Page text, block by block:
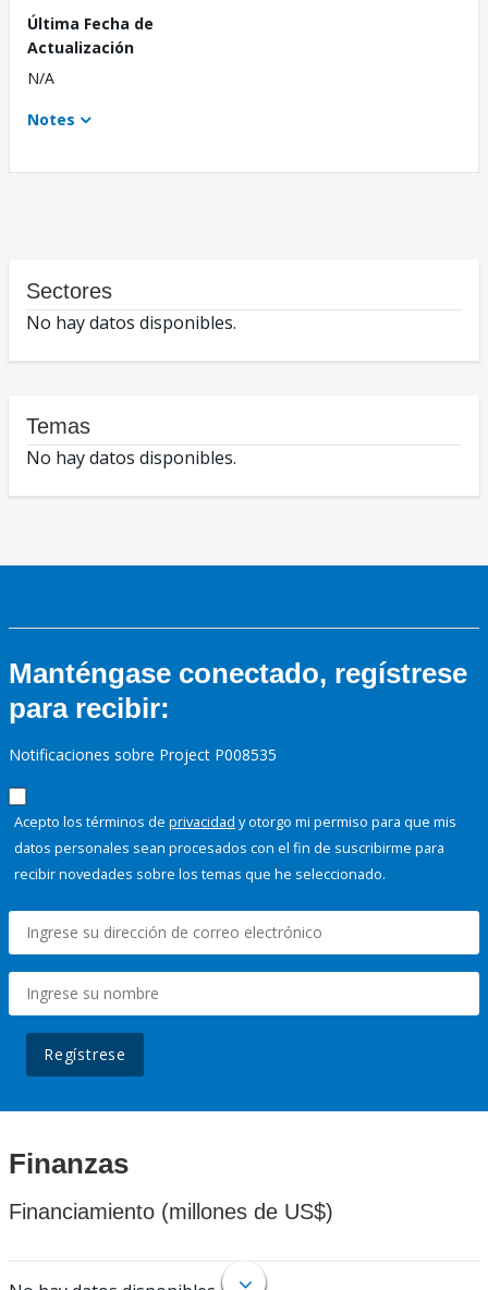
Última Fecha de
Actualización
N/A
Notes
Sectores
No hay datos disponibles.
Temas
No hay datos disponibles.
Manténgase conectado, regístrese
para recibir:
Notificaciones sobre Project P008535
Acepto los términos de privacidad y otorgo mi permiso para que mis
datos personales sean procesados con el fin de suscribirme para
recibir novedades sobre los temas que he seleccionado.
Regístrese
Finanzas
Financiamiento (millones de US$)